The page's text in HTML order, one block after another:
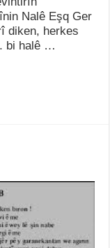
Nalê Eşq Ger
diken, herkes
bi halê …